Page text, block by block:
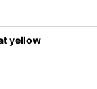
yellow